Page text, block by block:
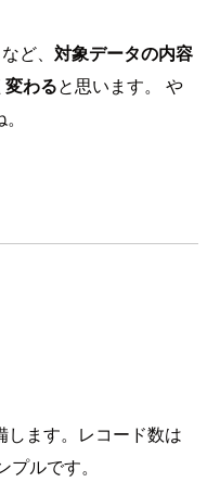
ど、 対象データの内容
わると思います。 や
ます。レコード数は
ルです。